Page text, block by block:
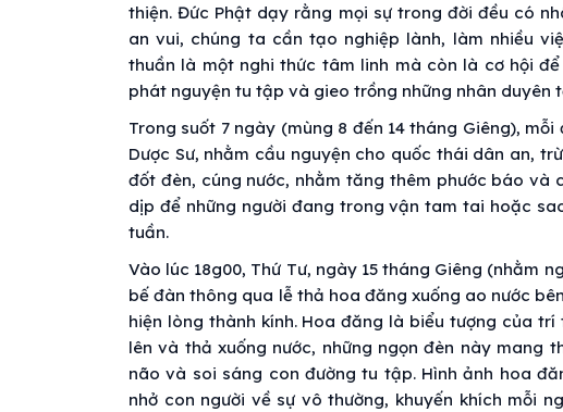
thiện. Đức Phật dạy rằng mọi sự trong đời đều có
an vui, chúng ta cần tạo nghiệp lành, làm nhiều
thuần là một nghi thức tâm linh mà còn là cơ hội
phát nguyện tu tập và gieo trồng những nhân duyên
Trong suốt 7 ngày (mùng 8 đến 14 tháng Giêng),
Dược Sư, nhằm cầu nguyện cho quốc thái dân an,
đốt đèn, cúng nước, nhằm tăng thêm phước báo
dịp để những người đang trong vận tam tai hoặc
tuần.
Vào lúc 18g00, Thứ Tư, ngày 15 tháng Giêng (nhằm
bế đàn thông qua lễ thả hoa đăng xuống ao nước
hiện lòng thành kính. Hoa đăng là biểu tượng của
lên và thả xuống nước, những ngọn đèn này mang
não và soi sáng con đường tu tập. Hình ảnh hoa
nhở con người về sự vô thường, khuyến khích mỗi